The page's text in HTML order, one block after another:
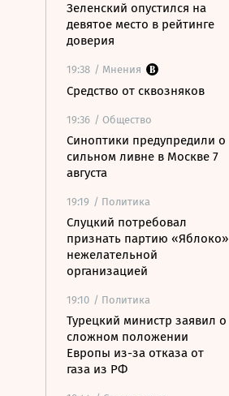
Зеленский опустился на
девятое место в рейтинге
доверия
19:38 / Мнения
Средство от сквозняков
19:36 / Общество
Синоптики предупредили о
сильном ливне в Москве 7
августа
19:19 / Политика
Слуцкий потребовал
признать партию «Яблоко»
нежелательной
организацией
19:10 / Политика
Турецкий министр заявил о
сложном положении
Европы из-за отказа от
газа из РФ